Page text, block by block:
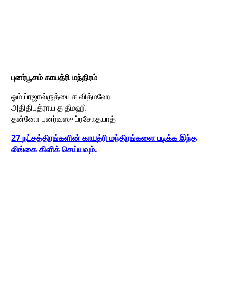
புனர்பூசம் காயத்ரி மந்திரம்
ஓம் ப்ரஜாவ்ருத்யைச வித்மஹே
அதிதிபுத்ராய த தீமஹி
தன்னோ புனர்வஸு ப்ரசோதயாத்
27 நட்சத்திரங்களின் காயத்ரி மந்திரங்களை படிக்க இந்த
லிங்கை கிளிக் செய்யவும்.